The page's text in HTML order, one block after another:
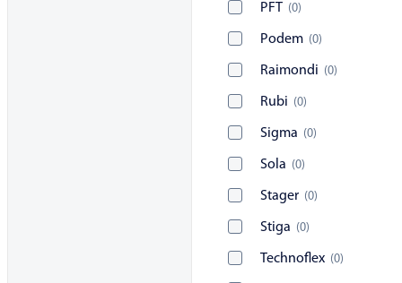
PFT (0)
Podem (0)
Raimondi (0)
Rubi (0)
Sigma (0)
Sola (0)
Stager (0)
Stiga (0)
Technoflex (0)